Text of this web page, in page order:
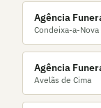
Agência
Condeixa-a-Nova
Agência
Avelãs de Cima